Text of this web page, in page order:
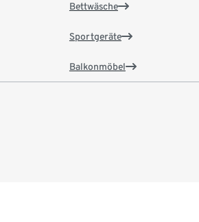
Bettwäsche
Sportgeräte
Balkonmöbel